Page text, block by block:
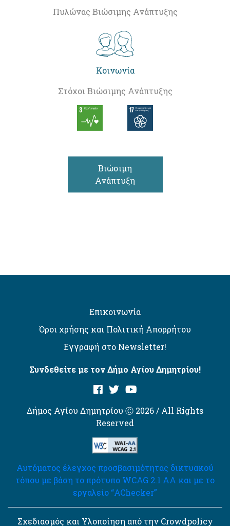
Πυλώνας Βιώσιμης Ανάπτυξης
Κοινωνία
Στόχοι Βιώσιμης Ανάπτυξης
Βιώσιμη
Ανάπτυξη
Επικοινωνία
Όροι χρήσης και Πολιτική Απορρήτου
Εγγραφή στο Newsletter!
Συνδεθείτε με τον Δήμο Αγίου Δημητρίου!
Δήμος Αγίου Δημητρίου Ⓒ 2026 / All Rights
Reserved
Αυτόματος έλεγχος προσβασιμότητας δικτυακού
τόπου με βάση το πρότυπο WCAG 2.1 AA και με το
εργαλείο “AChecker”
Σχεδιασμός και Υλοποίηση από την Crowdpolicy